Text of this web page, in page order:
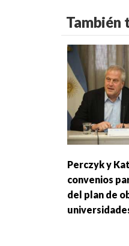
También
Perczyk y
convenios
del plan de